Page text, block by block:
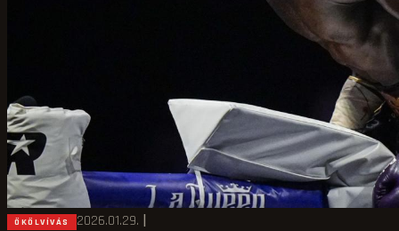
ÖKÖLVÍVÁS 2026.01.29. |